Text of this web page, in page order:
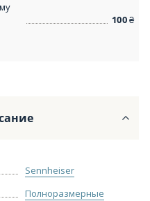
100₴
Sennheiser
Полноразмерные